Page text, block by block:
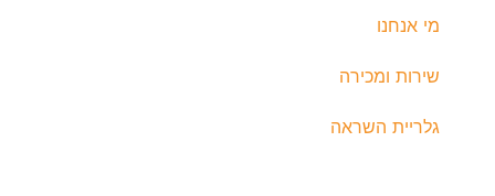
מי אנחנו
שירות ומכירה
גלריית השראה